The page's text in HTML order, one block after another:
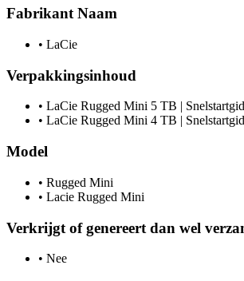
Fabrikant Naam
• LaCie
Verpakkingsinhoud
• LaCie Rugged Mini 5 TB |
• LaCie Rugged Mini 4 TB |
Model
• Rugged Mini
• Lacie Rugged Mini
Verkrijgt of genereert dan wel
• Nee